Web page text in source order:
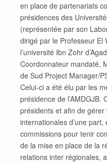
en place de partenariats
présidences des
(représentée par son
dirigé par le Professeur
l’université Ibn Zohr
Coordonnateur mandaté,
de Sud Project Manager/
Celui-ci a été élu par les
présidence de l’AMDGJB.
présidents et afin de
internationales d’une
commissions pour tenir
de la mise en place de la
relations inter régionales,